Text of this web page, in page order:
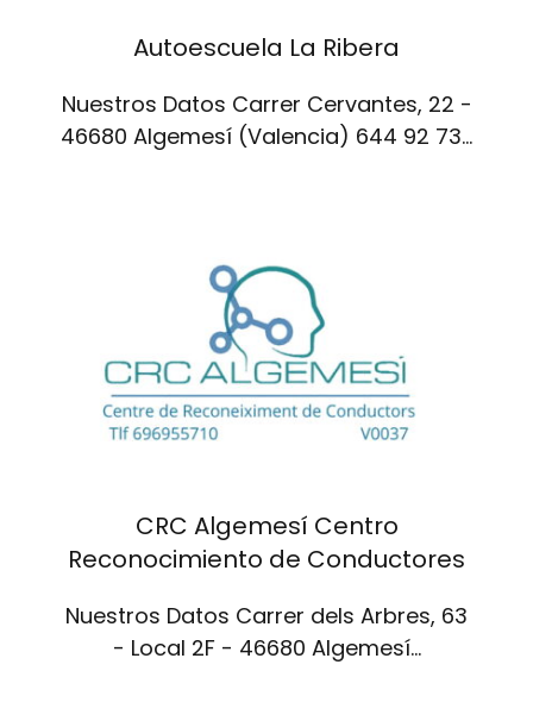
Autoescuela La Ribera
Nuestros Datos Carrer Cervantes, 22 -
46680 Algemesí (Valencia) 644 92 73…
CRC Algemesí Centro
Reconocimiento de Conductores
Nuestros Datos Carrer dels Arbres, 63
- Local 2F - 46680 Algemesí…